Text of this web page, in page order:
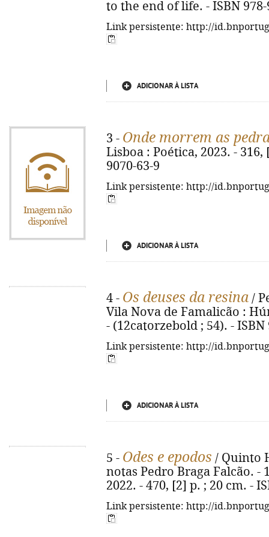
to the end of life. - ISBN 978-
Link persistente: http://
ADICIONAR À LISTA
3 - Onde morrem as
Lisboa : Poética, 2023. - 316,
9070-63-9
Link persistente: http://
ADICIONAR À LISTA
4 - Os deuses da resina /
Vila Nova de Famalicão :
- (12catorzebold ; 54). - ISBN
Link persistente: http://
ADICIONAR À LISTA
5 - Odes e epodos / Quinto
notas Pedro Braga Falcão. -
2022. - 470, [2] p. ; 20 cm. -
Link persistente: http://